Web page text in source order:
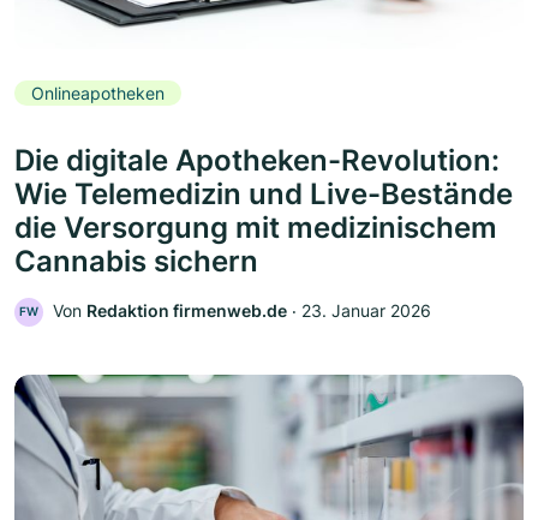
Onlineapotheken
Die digitale Apotheken-Revolution:
Wie Telemedizin und Live-Bestände
die Versorgung mit medizinischem
Cannabis sichern
FW Von Redaktion firmenweb.de ‧ 23. Januar 2026